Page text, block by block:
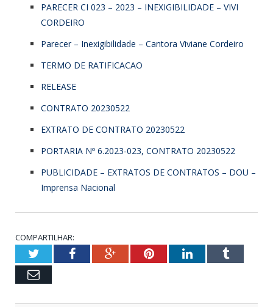
PARECER CI 023 – 2023 – INEXIGIBILIDADE – VIVI
CORDEIRO
Parecer – Inexigibilidade – Cantora Viviane Cordeiro
TERMO DE RATIFICACAO
RELEASE
CONTRATO 20230522
EXTRATO DE CONTRATO 20230522
PORTARIA Nº 6.2023-023, CONTRATO 20230522
PUBLICIDADE – EXTRATOS DE CONTRATOS – DOU –
Imprensa Nacional
COMPARTILHAR:
TwitterFacebookGoogle+PinterestLinkedInTumblr
Email